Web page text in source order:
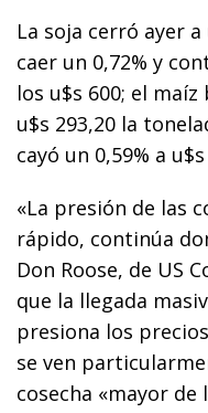
La soja cerró ayer
caer un 0,72% y
los u$s 600; el
u$s 293,20 la
cayó un 0,59% a
«La presión de las
rápido, continúa
Don Roose, de US
que la llegada
presiona los
se ven
cosecha «mayor